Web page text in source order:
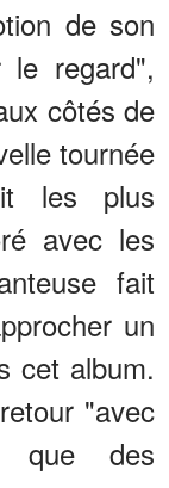
de son
le regard",
côtés de
tournée
les plus
avec les
fait
un
cet album.
"avec
que des